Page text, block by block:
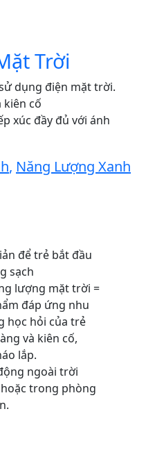
Trời
dụng điện mặt trời.
kiên cố
xúc đầy đủ với ánh
, Năng Lượng Xanh
để trẻ bắt đầu
sạch
lượng mặt trời =
đáp ứng nhu
học hỏi của trẻ
và kiên cố,
lắp.
ngoài trời
trong phòng